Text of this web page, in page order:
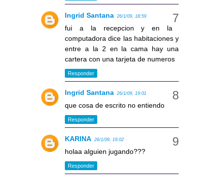
Ingrid Santana 26/1/09, 18:59
fui a la recepcion y en la
computadora dice las habitaciones y
entre a la 2 en la cama hay una
cartera con una tarjeta de numeros
Responder
Ingrid Santana 26/1/09, 19:01
que cosa de escrito no entiendo
Responder
KARINA 26/1/09, 19:02
holaa alguien jugando???
Responder